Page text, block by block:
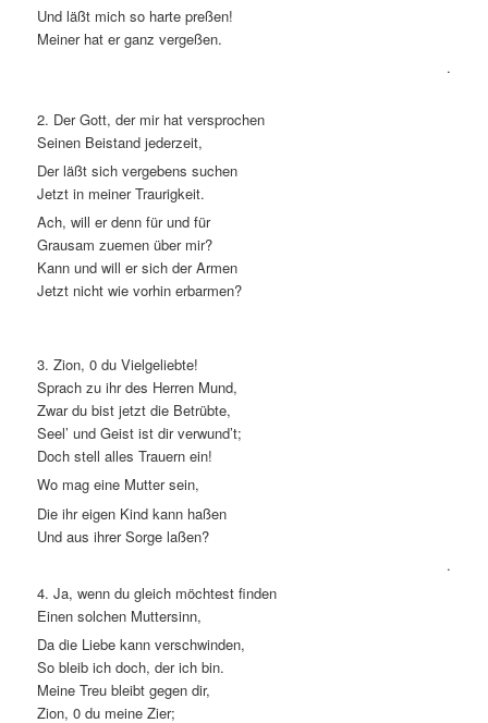
Und läßt mich so harte preßen!
Meiner hat er ganz vergeßen.
.
2. Der Gott, der mir hat versprochen
Seinen Beistand jederzeit,
Der läßt sich vergebens suchen
Jetzt in meiner Traurigkeit.
Ach, will er denn für und für
Grausam zuemen über mir?
Kann und will er sich der Armen
Jetzt nicht wie vorhin erbarmen?
3. Zion, 0 du Vielgeliebte!
Sprach zu ihr des Herren Mund,
Zwar du bist jetzt die Betrübte,
Seel’ und Geist ist dir verwund’t;
Doch stell alles Trauern ein!
Wo mag eine Mutter sein,
Die ihr eigen Kind kann haßen
Und aus ihrer Sorge laßen?
.
4. Ja, wenn du gleich möchtest finden
Einen solchen Muttersinn,
Da die Liebe kann verschwinden,
So bleib ich doch, der ich bin.
Meine Treu bleibt gegen dir,
Zion, 0 du meine Zier;